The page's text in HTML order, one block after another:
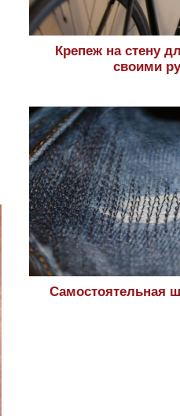
Крепеж на стену
своими
Самостоятельная